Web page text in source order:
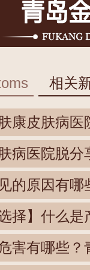
相关
康皮肤病医
病医院脱分
的原因有哪
择】什么是
害有哪些？